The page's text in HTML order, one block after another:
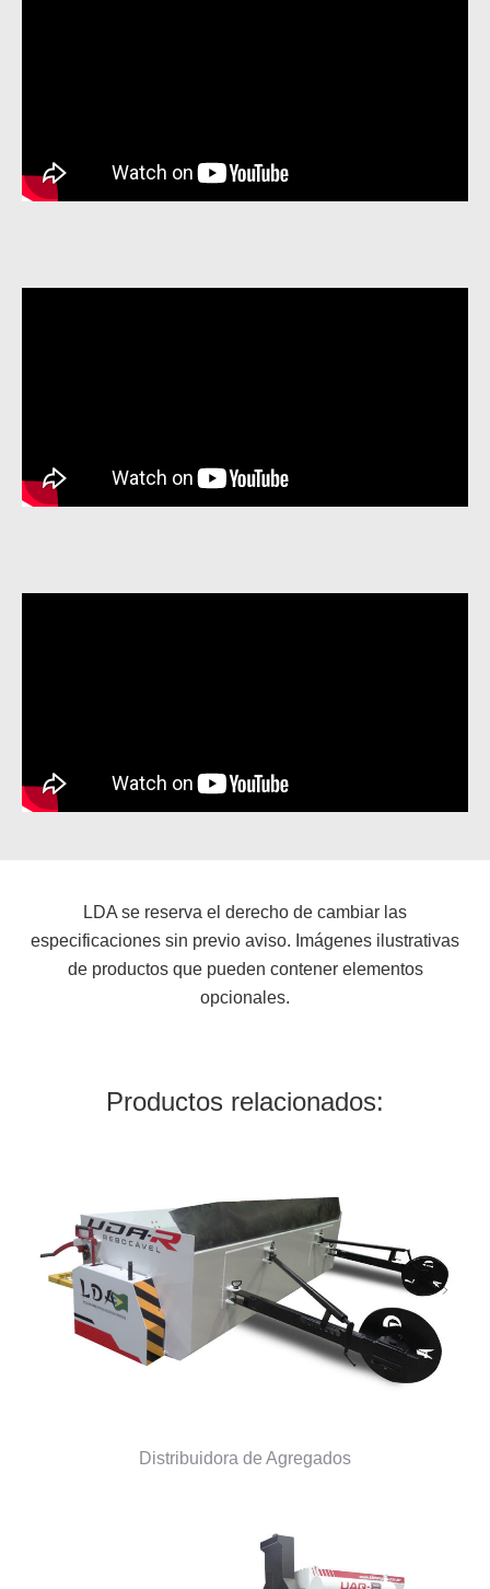
LDA se reserva el derecho de cambiar las
especificaciones sin previo aviso. Imágenes ilustrativas
de productos que pueden contener elementos
opcionales.
Productos relacionados:
Distribuidora de Agregados